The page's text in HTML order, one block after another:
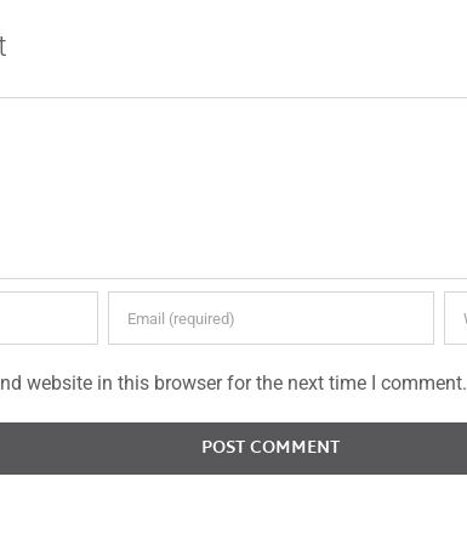
website in this browser for the next time I comment.